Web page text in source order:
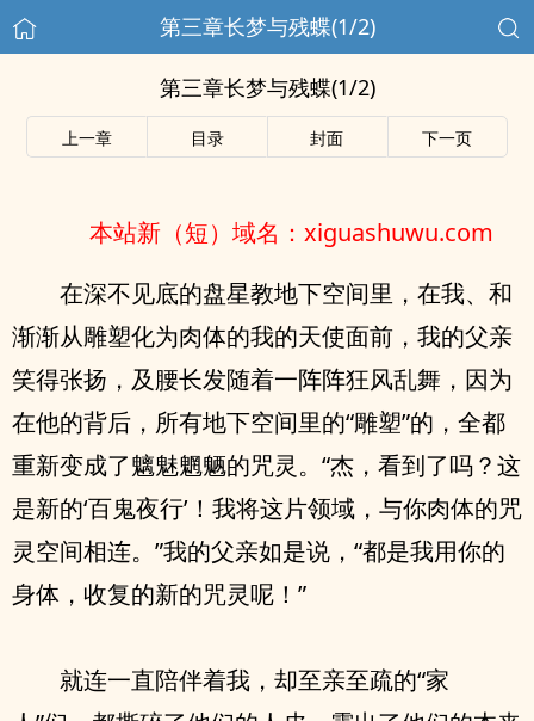
第三章长梦与残蝶(1/2)
第三章长梦与残蝶(1/2)
上一章 目录 封面 下一页
本站新（短）域名：xiguashuwu.com
在深不见底的盘星教地下空间里，在我、和
渐渐从雕塑化为肉体的我的天使面前，我的父亲
笑得张扬，及腰长发随着一阵阵狂风乱舞，因为
在他的背后，所有地下空间里的“雕塑”的，全都
重新变成了魑魅魍魉的咒灵。“杰，看到了吗？这
是新的‘百鬼夜行’！我将这片领域，与你肉体的咒
灵空间相连。”我的父亲如是说，“都是我用你的
身体，收复的新的咒灵呢！”
就连一直陪伴着我，却至亲至疏的“家